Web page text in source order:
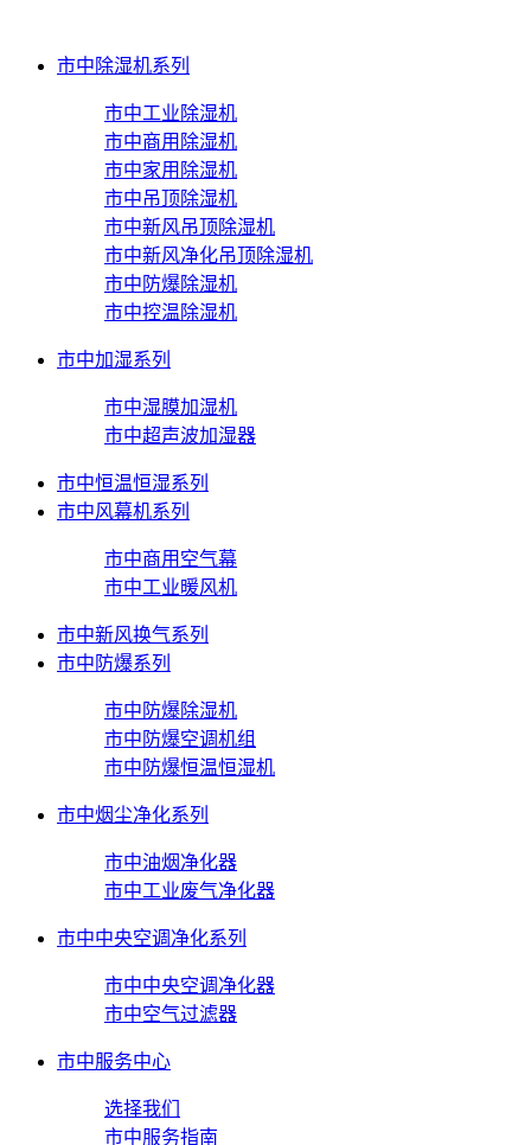
市中除湿机系列
市中工业除湿机
市中商用除湿机
市中家用除湿机
市中吊顶除湿机
市中新风吊顶除湿机
市中新风净化吊顶除湿机
市中防爆除湿机
市中控温除湿机
市中加湿系列
市中湿膜加湿机
市中超声波加湿器
市中恒温恒湿系列
市中风幕机系列
市中商用空气幕
市中工业暖风机
市中新风换气系列
市中防爆系列
市中防爆除湿机
市中防爆空调机组
市中防爆恒温恒湿机
市中烟尘净化系列
市中油烟净化器
市中工业废气净化器
市中中央空调净化系列
市中中央空调净化器
市中空气过滤器
市中服务中心
选择我们
市中服务指南